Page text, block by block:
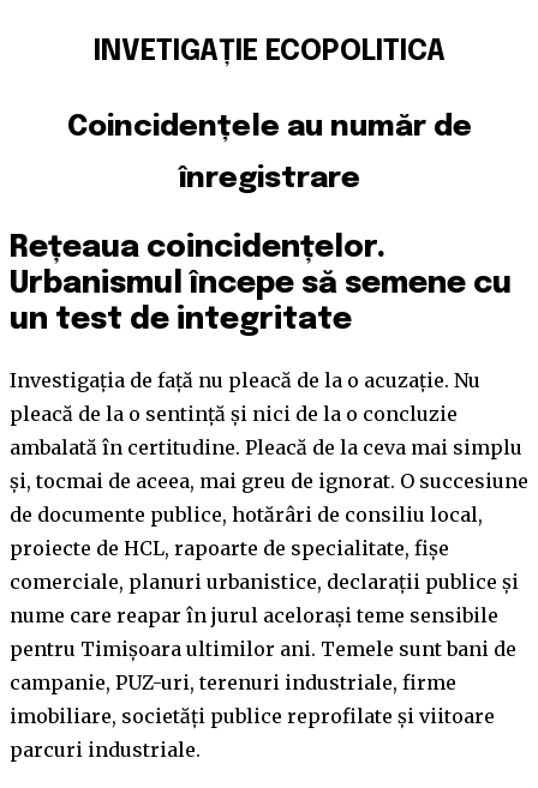
INVETIGAȚIE ECOPOLITICA
Coincidențele au număr de
înregistrare
Rețeaua coincidențelor.
Urbanismul începe să semene cu
un test de integritate
Investigația de față nu pleacă de la o acuzație. Nu
pleacă de la o sentință și nici de la o concluzie
ambalată în certitudine. Pleacă de la ceva mai simplu
și, tocmai de aceea, mai greu de ignorat. O succesiune
de documente publice, hotărâri de consiliu local,
proiecte de HCL, rapoarte de specialitate, fișe
comerciale, planuri urbanistice, declarații publice și
nume care reapar în jurul acelorași teme sensibile
pentru Timișoara ultimilor ani. Temele sunt bani de
campanie, PUZ-uri, terenuri industriale, firme
imobiliare, societăți publice reprofilate și viitoare
parcuri industriale.